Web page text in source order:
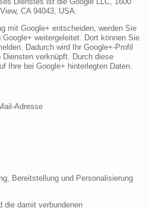
CA 94043, USA.
mit Google+ entscheiden, werden Sie
weitergeleitet. Dort können Sie
Dadurch wird Ihr Google+-Profil
verknüpft. Durch diese
Ihre bei Google+ hinterlegten Daten.
Adresse
Bereitstellung und Personalisierung
die damit verbundenen